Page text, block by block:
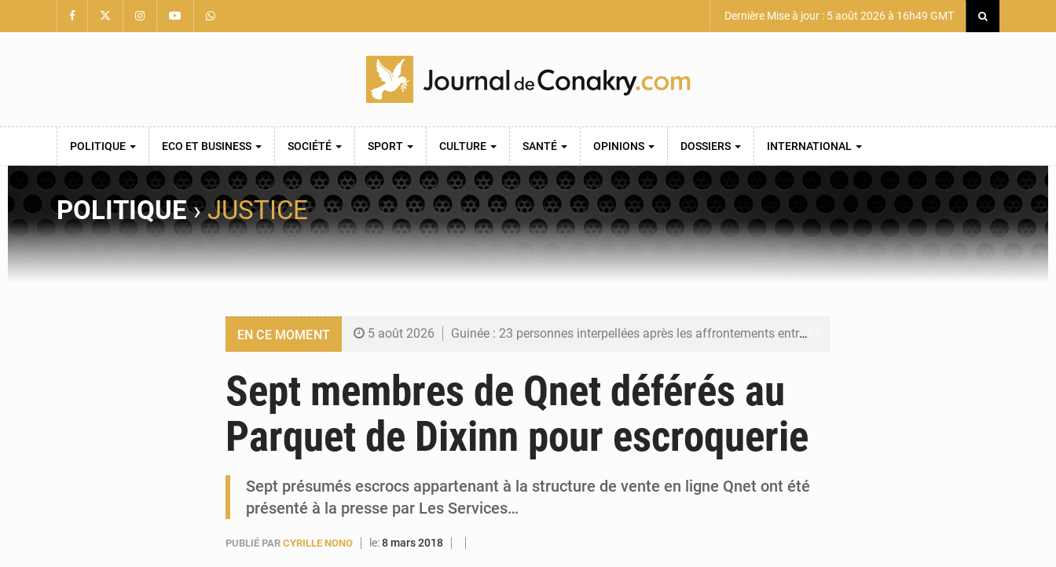
Dernière Mise à jour : 5 août 2026 à 16h49 GMT
POLITIQUE ECO ET BUSINESS SOCIÉTÉ SPORT CULTURE SANTÉ OPINIONS DOSSIERS INTERNATIONAL
POLITIQUE›JUSTICE
EN CE MOMENT 5 août 2026 Guinée : 23 personnes interpellées après les affrontements entre Bankoumana et Djoma Balandou à Mandiana
5 août 2026 Forces Vives en Guinée : la coalition critique la gestion de Mamadi Doumbouya
4 août 2026 Guinée : Conakry explore un partenariat avec le groupe égyptien The Arab Contractors pour accélérer ses grands projets
Sept membres de Qnet déférés au
Parquet de Dixinn pour escroquerie
Sept présumés escrocs appartenant à la structure de vente en ligne Qnet ont été
présenté à la presse par Les Services…
PUBLIÉ PAR CYRILLE NONO le:8 mars 2018